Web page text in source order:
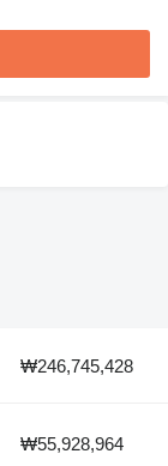
₩246,745,428
₩55,928,964